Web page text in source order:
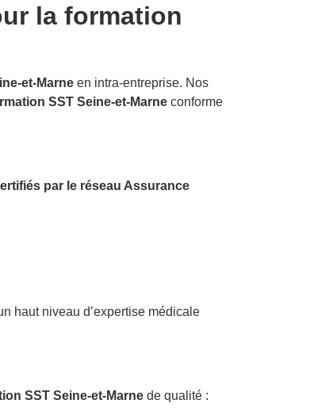
la formation
et-Marne en intra-entreprise. Nos
SST Seine-et-Marne conforme
par le réseau Assurance
haut niveau d’expertise médicale
SST Seine-et-Marne de qualité :